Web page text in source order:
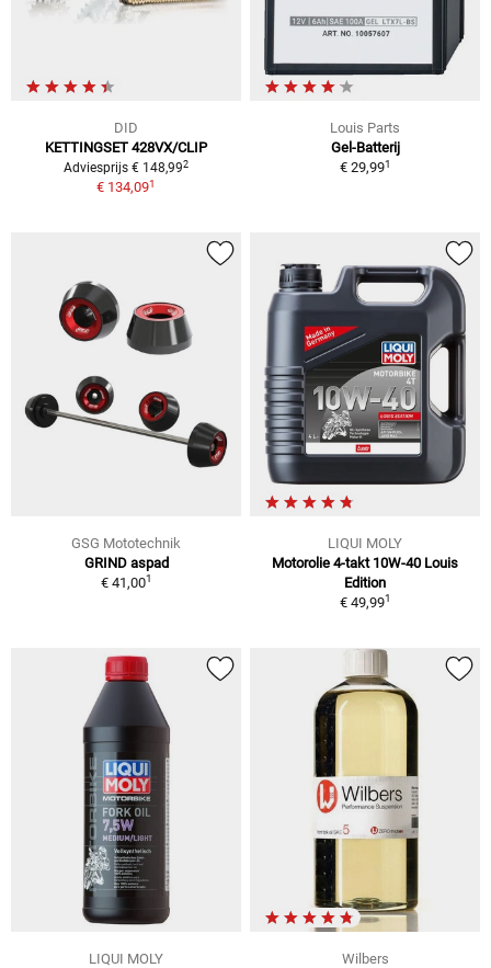
DID
KETTINGSET 428VX/CLIP
Adviesprijs € 148,992
€ 134,091
Louis Parts
Gel-Batterij
€ 29,991
GSG Mototechnik
GRIND aspad
€ 41,001
LIQUI MOLY
Motorolie 4-takt 10W-40 Louis
Edition
€ 49,991
LIQUI MOLY
Wilbers